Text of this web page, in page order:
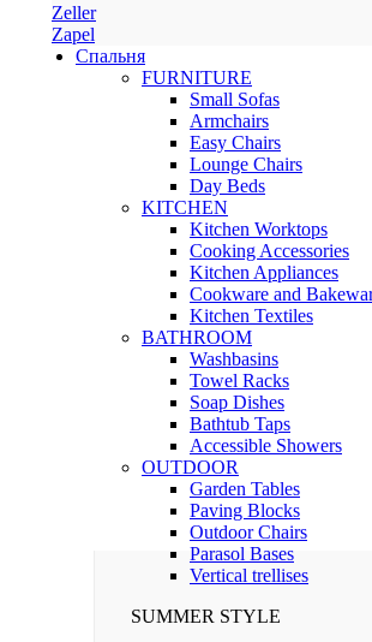
Zeller
Zapel
Спальня
FURNITURE
Small Sofas
Armchairs
Easy Chairs
Lounge Chairs
Day Beds
KITCHEN
Kitchen Worktops
Cooking Accessories
Kitchen Appliances
Cookware and
Kitchen Textiles
BATHROOM
Washbasins
Towel Racks
Soap Dishes
Bathtub Taps
Accessible Showers
OUTDOOR
Garden Tables
Paving Blocks
Outdoor Chairs
Parasol Bases
Vertical trellises
SUMMER STYLE